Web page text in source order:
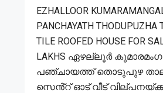
EZHALLOOR
PANCHAYATH THODUPUZHA
TILE ROOFED HOUSE FOR
LAKHS ഏഴല്ലൂർ
പഞ്ചായത്ത് തൊടുപുഴ
സെൻ്റ് ഓട് വീട് വില്പനയ്ക്ക്